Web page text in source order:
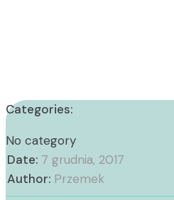
Categories:
No category
Date: 7 grudnia, 2017
Author: Przemek